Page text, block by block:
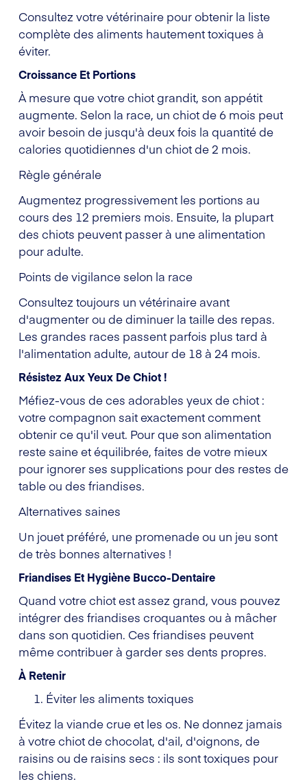
Consultez votre vétérinaire pour obtenir la liste
complète des aliments hautement toxiques à
éviter.
Croissance Et Portions
À mesure que votre chiot grandit, son appétit
augmente. Selon la race, un chiot de 6 mois peut
avoir besoin de jusqu'à deux fois la quantité de
calories quotidiennes d'un chiot de 2 mois.
Règle générale
Augmentez progressivement les portions au
cours des 12 premiers mois. Ensuite, la plupart
des chiots peuvent passer à une alimentation
pour adulte.
Points de vigilance selon la race
Consultez toujours un vétérinaire avant
d'augmenter ou de diminuer la taille des repas.
Les grandes races passent parfois plus tard à
l'alimentation adulte, autour de 18 à 24 mois.
Résistez Aux Yeux De Chiot !
Méfiez-vous de ces adorables yeux de chiot :
votre compagnon sait exactement comment
obtenir ce qu'il veut. Pour que son alimentation
reste saine et équilibrée, faites de votre mieux
pour ignorer ses supplications pour des restes de
table ou des friandises.
Alternatives saines
Un jouet préféré, une promenade ou un jeu sont
de très bonnes alternatives !
Friandises Et Hygiène Bucco-Dentaire
Quand votre chiot est assez grand, vous pouvez
intégrer des friandises croquantes ou à mâcher
dans son quotidien. Ces friandises peuvent
même contribuer à garder ses dents propres.
À Retenir
Éviter les aliments toxiques
Évitez la viande crue et les os. Ne donnez jamais
à votre chiot de chocolat, d'ail, d'oignons, de
raisins ou de raisins secs : ils sont toxiques pour
les chiens.